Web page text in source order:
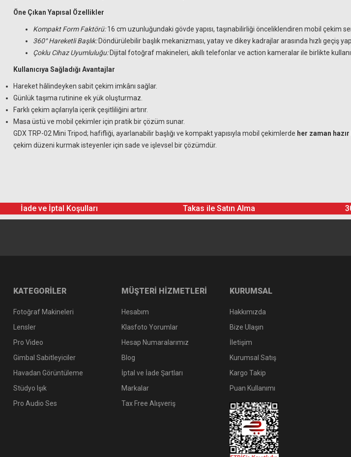
Öne Çıkan Yapısal Özellikler
Kompakt Form Faktörü:16 cm uzunluğundaki gövde yapısı, taşınabilirliği önceliklendiren mobil çekim
360° Hareketli Başlık:Döndürülebilir başlık mekanizması, yatay ve dikey kadrajlar arasında hızlı geçiş
Çoklu Cihaz Uyumluluğu:Dijital fotoğraf makineleri, akıllı telefonlar ve action kameralar ile birlikte
Kullanıcıya Sağladığı Avantajlar
Hareket hâlindeyken sabit çekim imkânı sağlar.
Günlük taşıma rutinine ek yük oluşturmaz.
Farklı çekim açılarıyla içerik çeşitliliğini artırır.
Masa üstü ve mobil çekimler için pratik bir çözüm sunar.
GDX TRP-02 Mini Tripod; hafifliği, ayarlanabilir başlığı ve kompakt yapısıyla mobil çekimlerde her zaman
çekim düzeni kurmak isteyenler için sade ve işlevsel bir çözümdür.
İade ve İptal Koşulları Takas ile Satın Alma
KATEGORİLER
Fotoğraf Makineleri
Lensler
Pro Video
Gimbal Sabitleyiciler
Havadan Görüntüleme
Stüdyo Işık
Pro Audio Ses
MÜŞTERİ HİZMETLERİ
Hesabım
Klasfoto Yorumlar
Hesap Numaralarımız
Blog
İptal ve İade Şartları
Markalar
Tax Free Alışveriş
KURUMSAL
Hakkımızda
Bize Ulaşın
İletişim
Kurumsal Satış
Kargo Takip
Puan Kullanımı